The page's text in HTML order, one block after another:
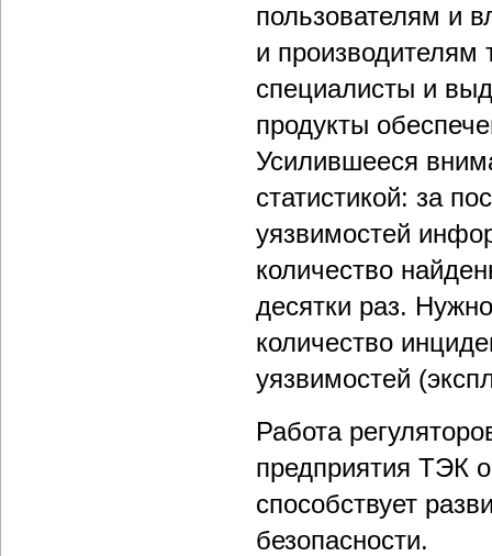
пользователям и
и производителям
специалисты и
продукты
Усилившееся
статистикой: за
уязвимостей
количество
десятки раз.
количество
уязвимостей
Работа
предприятия ТЭК
способствует
безопасности.